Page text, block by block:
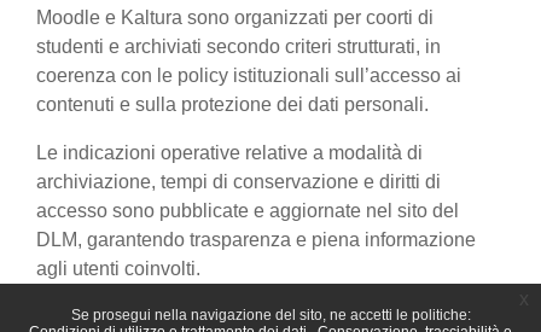
Se prosegui nella navigazione del sito, ne accetti le politiche:
Moodle e Kaltura sono organizzati per coorti di
studenti e archiviati secondo criteri strutturati, in
coerenza con le policy istituzionali sull’accesso ai
contenuti e sulla protezione dei dati personali.
Le indicazioni operative relative a modalità di
archiviazione, tempi di conservazione e diritti di
accesso sono pubblicate e aggiornate nel sito del
DLM, garantendo trasparenza e piena informazione
agli utenti coinvolti.